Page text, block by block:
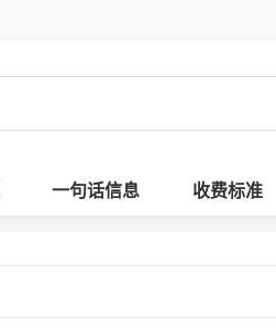
一句话信息 收费标准